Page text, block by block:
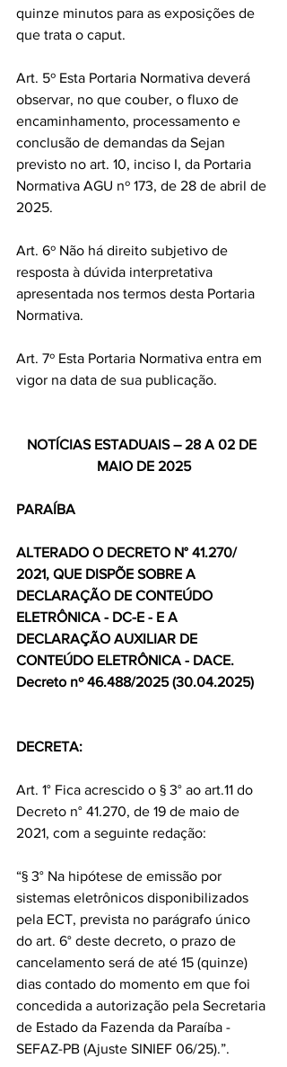
quinze minutos para as exposições de
que trata o caput.
Art. 5º Esta Portaria Normativa deverá
observar, no que couber, o fluxo de
encaminhamento, processamento e
conclusão de demandas da Sejan
previsto no art. 10, inciso I, da Portaria
Normativa AGU nº 173, de 28 de abril de
2025.
Art. 6º Não há direito subjetivo de
resposta à dúvida interpretativa
apresentada nos termos desta Portaria
Normativa.
Art. 7º Esta Portaria Normativa entra em
vigor na data de sua publicação.
NOTÍCIAS ESTADUAIS – 28 A 02 DE
MAIO DE 2025
PARAÍBA
ALTERADO O DECRETO N° 41.270/
2021, QUE DISPÕE SOBRE A
DECLARAÇÃO DE CONTEÚDO
ELETRÔNICA - DC-E - E A
DECLARAÇÃO AUXILIAR DE
CONTEÚDO ELETRÔNICA - DACE.
Decreto nº 46.488/2025 (30.04.2025)
DECRETA:
Art. 1° Fica acrescido o § 3° ao art.11 do
Decreto n° 41.270, de 19 de maio de
2021, com a seguinte redação:
“§ 3° Na hipótese de emissão por
sistemas eletrônicos disponibilizados
pela ECT, prevista no parágrafo único
do art. 6° deste decreto, o prazo de
cancelamento será de até 15 (quinze)
dias contado do momento em que foi
concedida a autorização pela Secretaria
de Estado da Fazenda da Paraíba -
SEFAZ-PB (Ajuste SINIEF 06/25).”.